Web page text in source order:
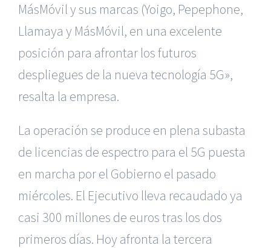
MásMóvil y sus marcas (Yoigo, Pepephone,
Llamaya y MásMóvil, en una excelente
posición para afrontar los futuros
despliegues de la nueva tecnología 5G»,
resalta la empresa.
La operación se produce en plena subasta
de licencias de espectro para el 5G puesta
en marcha por el Gobierno el pasado
miércoles. El Ejecutivo lleva recaudado ya
casi 300 millones de euros tras los dos
primeros días. Hoy afronta la tercera